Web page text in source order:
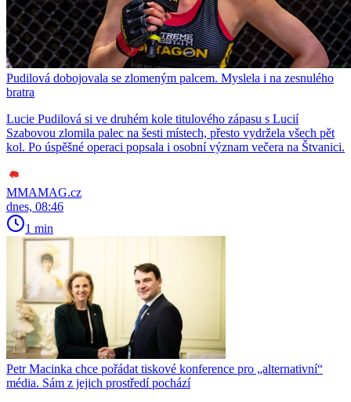
Pudilová dobojovala se zlomeným palcem. Myslela i na zesnulého
bratra
Lucie Pudilová si ve druhém kole titulového zápasu s Lucií
Szabovou zlomila palec na šesti místech, přesto vydržela všech pět
kol. Po úspěšné operaci popsala i osobní význam večera na Štvanici.
MMAMAG.cz
dnes, 08:46
1 min
Petr Macinka chce pořádat tiskové konference pro „alternativní“
média. Sám z jejich prostředí pochází